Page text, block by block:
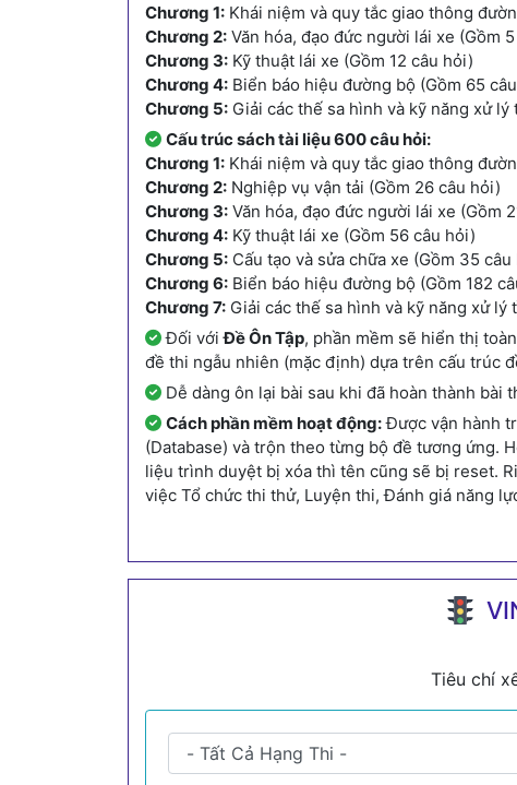
Chương 1: Khái niệm và quy tắc giao thông
Chương 2: Văn hóa, đạo đức người lái xe (Gồm
Chương 3: Kỹ thuật lái xe (Gồm 12 câu hỏi)
Chương 4: Biển báo hiệu đường bộ (Gồm 65
Chương 5: Giải các thế sa hình và kỹ năng xử
Cấu trúc sách tài liệu 600 câu hỏi:
Chương 1: Khái niệm và quy tắc giao thông
Chương 2: Nghiệp vụ vận tải (Gồm 26 câu hỏi)
Chương 3: Văn hóa, đạo đức người lái xe (Gồm
Chương 4: Kỹ thuật lái xe (Gồm 56 câu hỏi)
Chương 5: Cấu tạo và sửa chữa xe (Gồm 35 câu
Chương 6: Biển báo hiệu đường bộ (Gồm 182
Chương 7: Giải các thế sa hình và kỹ năng xử
Đối vớiĐề Ôn Tập, phần mềm sẽ hiển thị
đề thi ngẫu nhiên (mặc định) dựa trên cấu trúc
Dễ dàng ôn lại bài sau khi đã hoàn thành bài
Cách phần mềm hoạt động:Được vận hành
(Database) và trộn theo từng bộ đề tương ứng.
liệu trình duyệt bị xóa thì tên cũng sẽ bị reset.
việc Tổ chức thi thử, Luyện thi, Đánh giá năng
Tiêu chí